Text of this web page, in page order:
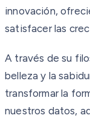
innovación,
satisfacer las
A través de su
belleza y la
transformar la
nuestros datos,